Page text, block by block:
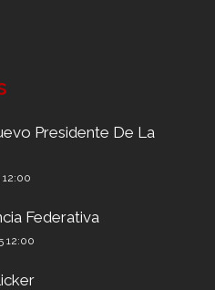
Presidente De La
12:00
Federativa
12:00